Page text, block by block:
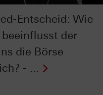
Entscheid: Wie
der
die Börse
- ...